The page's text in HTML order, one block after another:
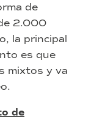
de
2.000
la principal
es que
mixtos y va
de